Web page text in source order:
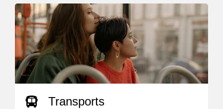
Transports